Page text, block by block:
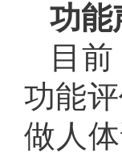
功能
目
功能
做人